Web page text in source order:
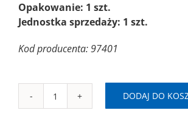
Opakowanie: 1 szt.
Jednostka sprzedaży: 1 szt.
Kod producenta: 97401
ilość
DODAJ DO